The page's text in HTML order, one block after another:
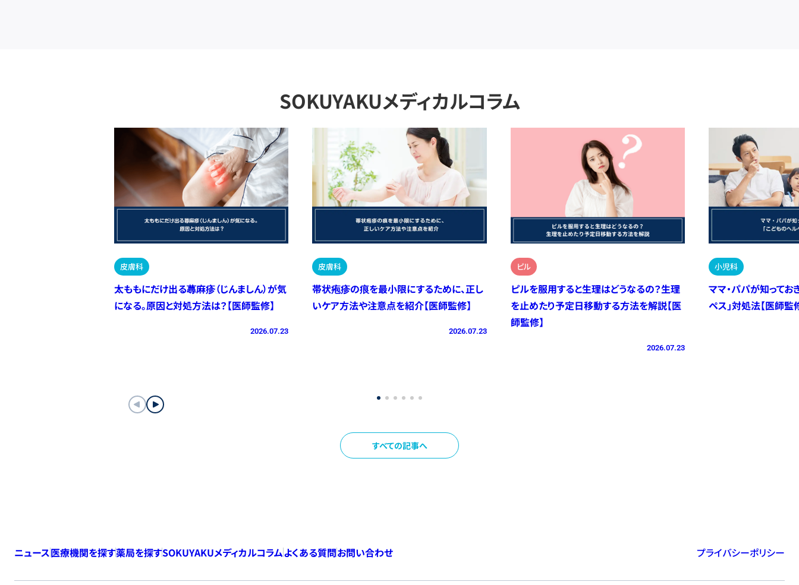
SOKUYAKUメディカルコラム
皮膚科
太ももにだけ出る蕁麻疹（じんましん）が気
になる。原因と対処方法は？【医師監修】
2026.07.23
皮膚科
帯状疱疹の痕を最小限にするために、正し
いケア方法や注意点を紹介【医師監修】
2026.07.23
ピル
ピルを服用すると生理はどうなるの？生理
を止めたり予定日移動する方法を解説【医
師監修】
2026.07.23
小児科
ママ・パパが知ってお
ペス」対処法【医師監
すべての記事へ
ニュース医療機関を探す薬局を探すSOKUYAKUメディカルコラムよくある質問お問い合わせ プライバシーポリシー